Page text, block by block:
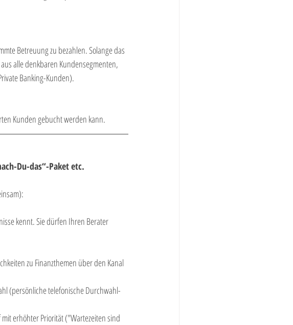
Betreuung zu bezahlen. Solange das
alle denkbaren Kundensegmenten,
Banking-Kunden).
Kunden gebucht werden kann.
Du-das“-Paket etc.
kennt. Sie dürfen Ihren Berater
zu Finanzthemen über den Kanal
(persönliche telefonische Durchwahl-
erhöhter Priorität ("Wartezeiten sind